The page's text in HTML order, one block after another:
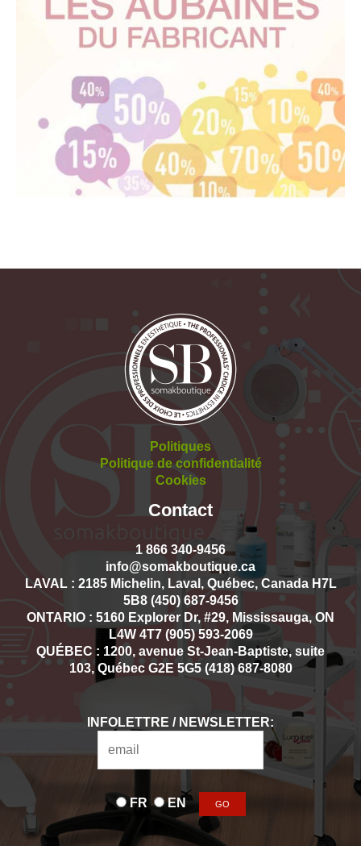
Politiques
Politique de confidentialité
Cookies
Contact
1 866 340-9456
info@somakboutique.ca
LAVAL : 2185 Michelin, Laval, Québec, Canada H7L
5B8 (450) 687-9456
ONTARIO : 5160 Explorer Dr, #29, Mississauga, ON
L4W 4T7 (905) 593-2069
QUÉBEC : 1200, avenue St-Jean-Baptiste, suite
103, Québec G2E 5G5 (418) 687-8080
INFOLETTRE / NEWSLETTER:
FR EN